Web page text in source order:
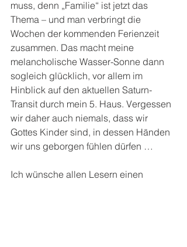
muss, denn „Familie“ ist jetzt das
Thema – und man verbringt die
Wochen der kommenden Ferienzeit
zusammen. Das macht meine
melancholische Wasser-Sonne dann
sogleich glücklich, vor allem im
Hinblick auf den aktuellen Saturn-
Transit durch mein 5. Haus. Vergessen
wir daher auch niemals, dass wir
Gottes Kinder sind, in dessen Händen
wir uns geborgen fühlen dürfen …
Ich wünsche allen Lesern einen